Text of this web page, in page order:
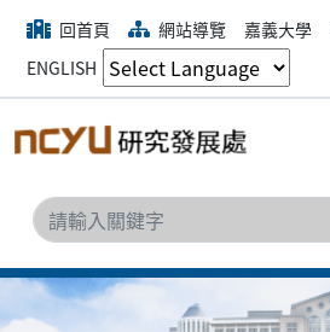
回首頁 網站導覽 嘉義大學
ENGLISH